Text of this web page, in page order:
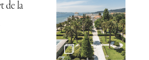
de la